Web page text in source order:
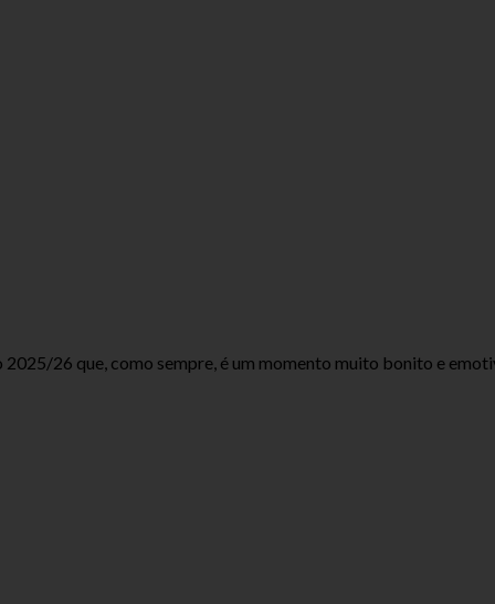
26 que, como sempre, é um momento muito bonito e